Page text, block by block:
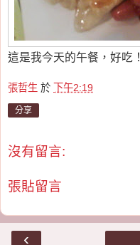
這是我今天的午餐，好吃！
張哲生 於 下午2:19
分享
沒有留言:
張貼留言
‹